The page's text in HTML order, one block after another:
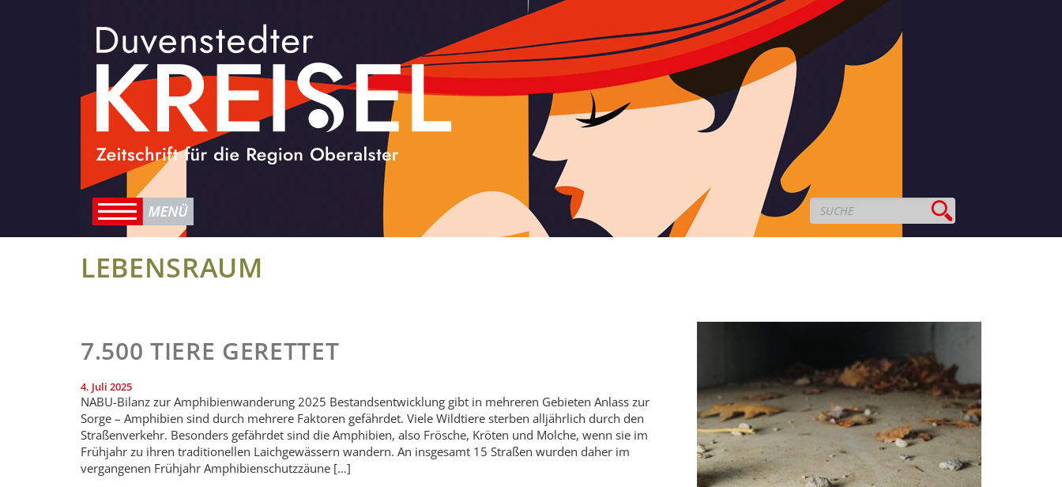
LEBENSRAUM
7.500 TIERE GERETTET
4. Juli 2025
NABU-Bilanz zur Amphibienwanderung 2025 Bestandsentwicklung gibt in mehreren Gebieten Anlass zur
Sorge – Amphibien sind durch mehrere Faktoren gefährdet. Viele Wildtiere sterben alljährlich durch den
Straßenverkehr. Besonders gefährdet sind die Amphibien, also Frösche, Kröten und Molche, wenn sie im
Frühjahr zu ihren traditionellen Laichgewässern wandern. An insgesamt 15 Straßen wurden daher im
vergangenen Frühjahr Amphibienschutzzäune […]